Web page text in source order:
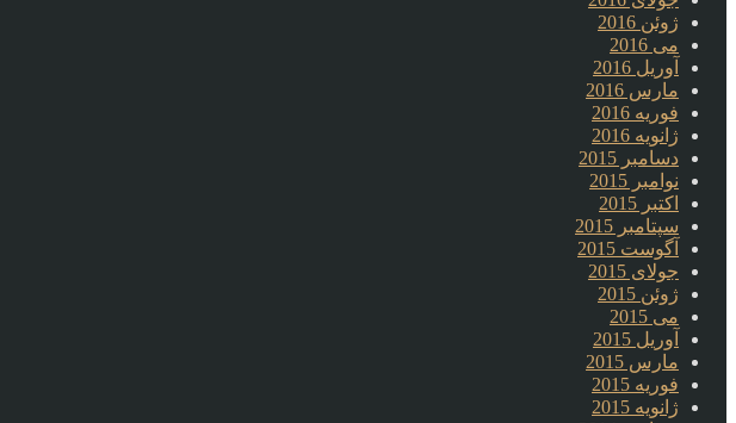
ژوئن 2016
می 2016
آوریل 2016
مارس 2016
فوریه 2016
ژانویه 2016
دسامبر 2015
نوامبر 2015
اکتبر 2015
سپتامبر 2015
آگوست 2015
جولای 2015
ژوئن 2015
می 2015
آوریل 2015
مارس 2015
فوریه 2015
ژانویه 2015